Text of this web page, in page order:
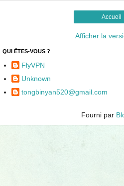
Accueil
Afficher la
QUI ÊTES-VOUS ?
FlyVPN
Unknown
tongbinyan520@gmail.com
Fourni par